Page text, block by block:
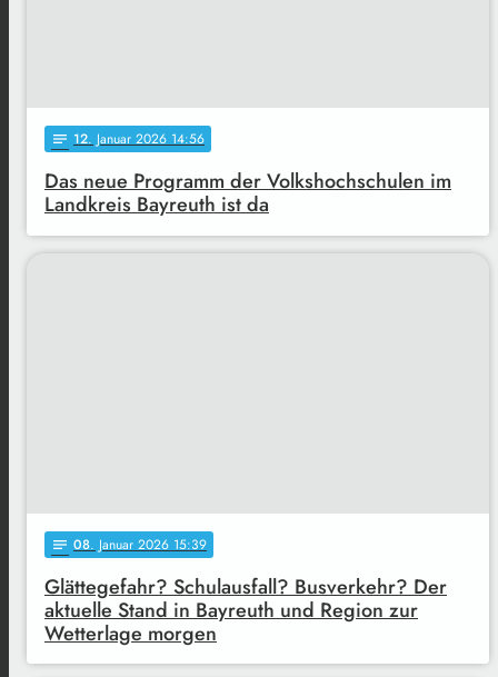
notes 12. Januar 2026 14:56
Das neue Programm der Volkshochschulen im
Landkreis Bayreuth ist da
notes 08. Januar 2026 15:39
Glättegefahr? Schulausfall? Busverkehr? Der
aktuelle Stand in Bayreuth und Region zur
Wetterlage morgen